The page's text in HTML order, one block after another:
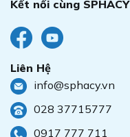
Kết nối cùng SPHACY
Liên Hệ
info@sphacy.vn
028 37715777
0917 777 711